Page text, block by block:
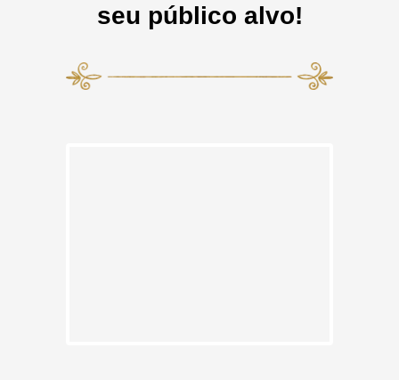
seu público alvo!